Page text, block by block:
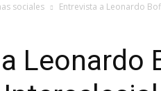
sociales Entrevista a Leonardo
Leonardo